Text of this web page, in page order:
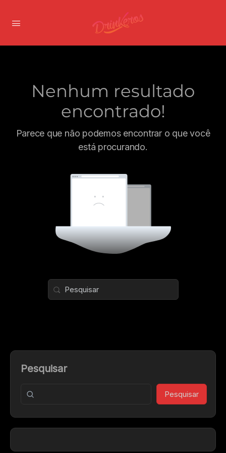
Nenhum resultado
encontrado!
Parece que não podemos encontrar o que você
está procurando.
Pesquisar
Pesquisar